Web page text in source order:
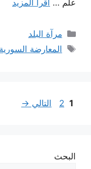
علم … اقرأ المزيد
التصنيفات
مرآة البلد
الوسوم
المعارضة السورية
Page
1
Page
2 التالي →
البحث